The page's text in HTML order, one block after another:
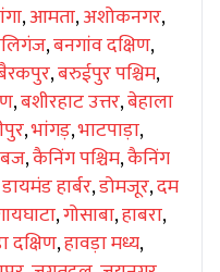
,आमता,अशोकनगर,
,बनगांव दक्षिण,
,बरुईपुर पश्चिम,
,बशीरहाट उत्तर,बेहाला
,भांगड़,भाटपाड़ा,
,कैनिंग पश्चिम,कैनिंग
डायमंड हार्बर,डोमजूर,दम
,गोसाबा,हाबरा,
दक्षिण,हावड़ा मध्य,